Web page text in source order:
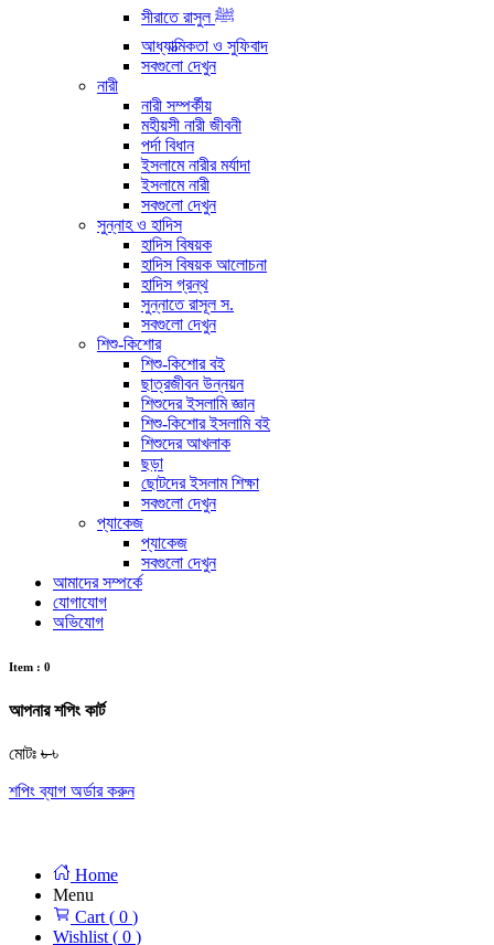
সীরাতে রাসুল ﷺ
আধ্যাত্মিকতা ও সুফিবাদ
সবগুলো দেখুন
নারী
নারী সম্পর্কীয়
মহীয়সী নারী জীবনী
পর্দা বিধান
ইসলামে নারীর মর্যাদা
ইসলামে নারী
সবগুলো দেখুন
সুন্নাহ ও হাদিস
হাদিস বিষয়ক
হাদিস বিষয়ক আলোচনা
হাদিস গ্রন্থ
সুন্নাতে রাসূল স.
সবগুলো দেখুন
শিশু-কিশোর
শিশু-কিশোর বই
ছাত্রজীবন উন্নয়ন
শিশুদের ইসলামি জ্ঞান
শিশু-কিশোর ইসলামি বই
শিশুদের আখলাক
ছড়া
ছোটদের ইসলাম শিক্ষা
সবগুলো দেখুন
প্যাকেজ
প্যাকেজ
সবগুলো দেখুন
আমাদের সম্পর্কে
যোগাযোগ
অভিযোগ
Item : 0
আপনার শপিং কার্ট
মোটঃ ৳৳
শপিং ব্যাগ অর্ডার করুন
Home
Menu
Cart ( 0 )
Wishlist ( 0 )